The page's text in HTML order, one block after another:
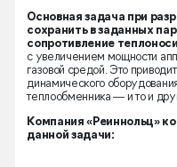
Основная задача при
сохранить в заданных
сопротивление
с увеличением мощности
газовой средой. Это
динамического
теплообменника — и то и
Компания «Реиннольц»
данной задачи: